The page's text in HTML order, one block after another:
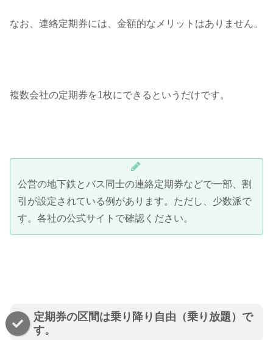
なお、連絡定期券には、金額的なメリットはありません。
複数会社の定期券を1枚にできるというだけです。
公営の地下鉄とバス同士の連絡定期券などで一部、割
引が設定されている例があります。ただし、少数派で
す。各社の公式サイトで確認ください。
定期券の区間は乗り降り自由（乗り放題）で
す。